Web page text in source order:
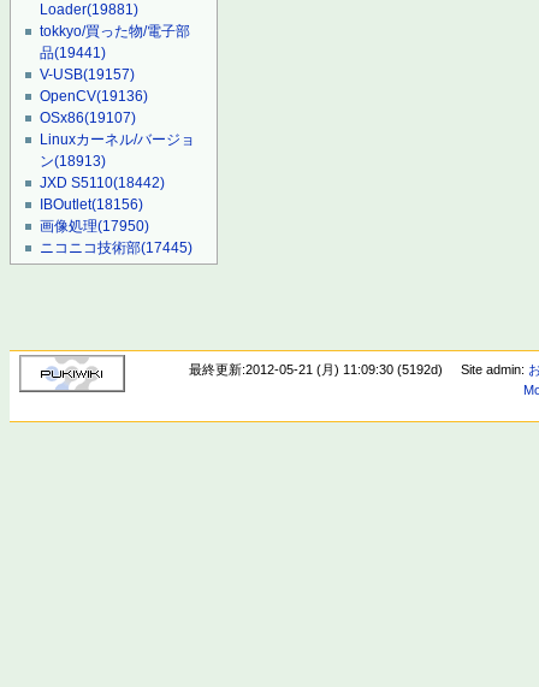
Loader(19881)
tokkyo/買った物/電子部
品(19441)
V-USB(19157)
OpenCV(19136)
OSx86(19107)
Linuxカーネル/バージョ
ン(18913)
JXD S5110(18442)
IBOutlet(18156)
画像処理(17950)
ニコニコ技術部(17445)
最終更新:2012-05-21 (月) 11:09:30 (5192d) Site admin: